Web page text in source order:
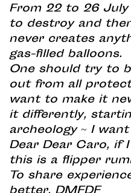
From 22 to 26 July
to destroy and
never creates
gas-filled balloons.
One should try to
out from all
want to make it
it differently,
archeology ~ I
Dear Dear Caro, if
this is a flipper
To share